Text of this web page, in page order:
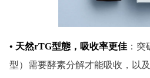
• 天然rTG型態，吸收率更佳 ：
型）需要酵素分解才能吸收，以